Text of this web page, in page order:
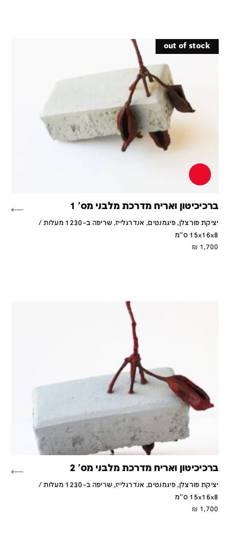
out of stock
ברכיכיטון ואריח מדרכת מלבני מס' 1
יציקת פורצלן, פיגמנטים, אנדרגלייז, שריפה ב-1230 מעלות /
15x16x8 ס''מ
1,700
₪
ברכיכיטון ואריח מדרכת מלבני מס' 2
יציקת פורצלן, פיגמנטים, אנדרגלייז, שריפה ב-1230 מעלות /
15x16x8 ס''מ
1,700
₪